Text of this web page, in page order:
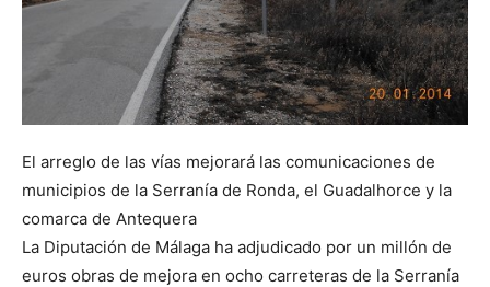
El arreglo de las vías mejorará las comunicaciones de
municipios de la Serranía de Ronda, el Guadalhorce y la
comarca de Antequera
La Diputación de Málaga ha adjudicado por un millón de
euros obras de mejora en ocho carreteras de la Serranía